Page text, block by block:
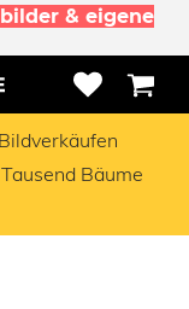
& eigene
Tausend Bäume